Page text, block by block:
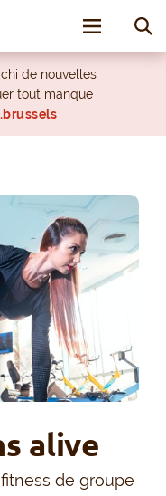
Toggle
de nouvelles
tout manque
alive
de groupe